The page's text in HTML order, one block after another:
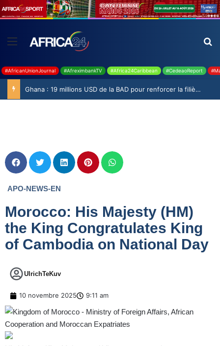
#AfricanUnionJournal #AfreximbankTV #Africa24Caribbean #CedeaoReport
Ghana : 19 millions USD de la BAD pour renforcer la filière rizicole
APO-NEWS-EN
Morocco: His Majesty (HM)
the King Congratulates King
of Cambodia on National Day
UlrichTeKuv
10 novembre 2025 9:11 am